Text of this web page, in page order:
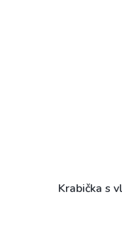
Krabička s